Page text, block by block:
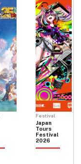
Festival
Japan
Tours
Festival
2026